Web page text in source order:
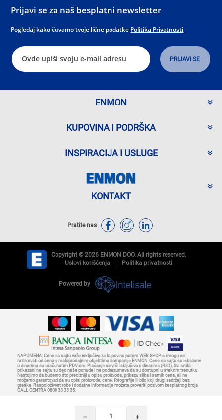
i
h
Prijavi se za naš besplatni newsletter
Pogledaj kako čuvamo tvoje lične podatke Politika Privatnosti
ENMON
KUPOVINA I PODRŠKA
INSPIRACIJA I USLUGE
KONTAKT
Pratite nas
Copyright © 2026 ENMON DOO. All rights reserved.
Uslovi korišćenja
Politika privatnosti
Powered by
NAPOMENA: Cene na sajtu važe isključivo za kupovinu putem WEB SHOP-a i mogu se
razlikovati od cena u maloprodajnim objektima kompanije ENMON. Cene na sajtu su iskazane
u dinarima sa uračunatim PDV-om. Plaćanje se vrši isključivo u dinarima (RSD). Svi artikli
prikazani na sajtu su deo naše ponude i ne podrazumeva da su dostupni u svakom trenutku.
Nastojimo da budemo što precizniji u opisu proizvoda, prikazu slika i samih cena, ali ne
možemo garantovati da su opisi proizvoda, cene, fotografije ili bilo koji drugi sadržaji bez
greške. Raspoloživost robe i dodatne informacije možete proveriti pozivom besplatnog broja
CALL CENTRA 0800 33 33 35.